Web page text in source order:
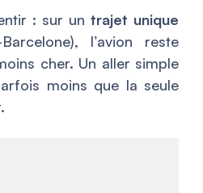
: sur un trajet unique
l’avion reste
cher. Un aller simple
moins que la seule